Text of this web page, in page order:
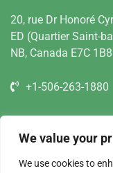
We value your
We use cookies to
20, rue Dr Honoré Cyr
ED (Quartier Saint-
NB, Canada E7C
+1-506-263-1880